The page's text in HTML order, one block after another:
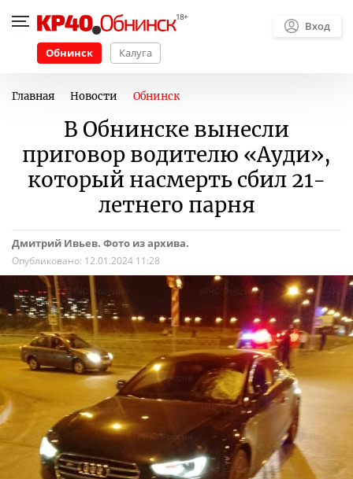
Обнинск Калуга
Вход
Главная Новости Обнинск
В Обнинске вынесли
приговор водителю «Ауди»,
который насмерть сбил 21-
летнего парня
Дмитрий Ивьев. Фото из архива.
Опубликовано: 12.01.2024 11:28